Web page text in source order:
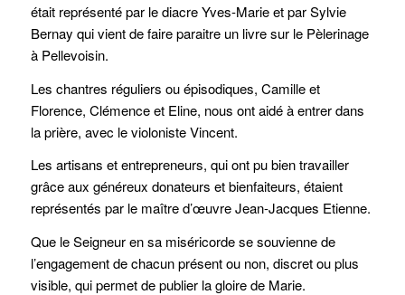
était représenté par le diacre Yves-Marie et par Sylvie
Bernay qui vient de faire paraitre un livre sur le Pèlerinage
à Pellevoisin.
Les chantres réguliers ou épisodiques, Camille et
Florence, Clémence et Eline, nous ont aidé à entrer dans
la prière, avec le violoniste Vincent.
Les artisans et entrepreneurs, qui ont pu bien travailler
grâce aux généreux donateurs et bienfaiteurs, étaient
représentés par le maître d’œuvre Jean-Jacques Etienne.
Que le Seigneur en sa miséricorde se souvienne de
l’engagement de chacun présent ou non, discret ou plus
visible, qui permet de publier la gloire de Marie.